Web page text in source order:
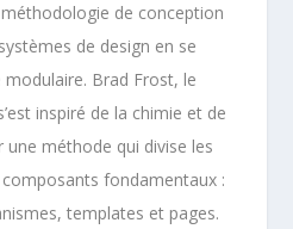
de conception
de design en se
Brad Frost, le
inspiré de la chimie et de
méthode qui divise les
fondamentaux :
templates et pages.